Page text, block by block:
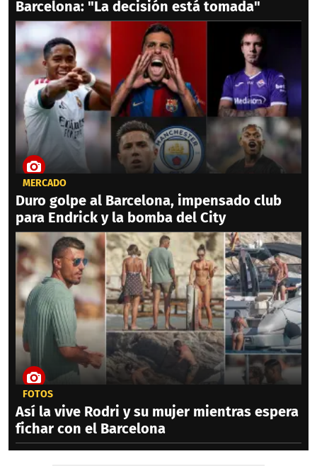
Barcelona: "La decisión está tomada"
MERCADO
Duro golpe al Barcelona, impensado club
para Endrick y la bomba del City
FOTOS
Así la vive Rodri y su mujer mientras espera
fichar con el Barcelona